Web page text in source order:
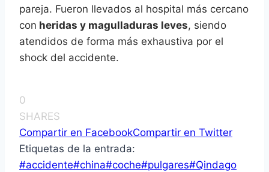
pareja. Fueron llevados al hospital más cercano
con heridas y magulladuras leves, siendo
atendidos de forma más exhaustiva por el
shock del accidente.
0
SHARES
Compartir en FacebookCompartir en Twitter
Etiquetas de la entrada:
#accidente#china#coche#pulgares#Qindago